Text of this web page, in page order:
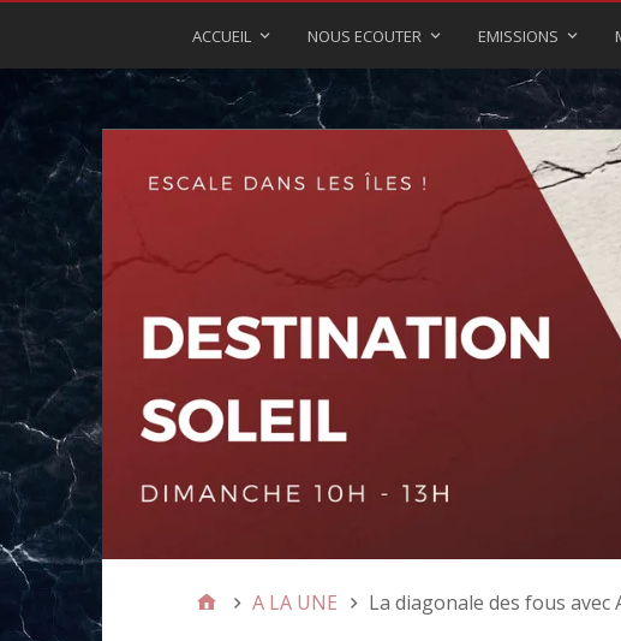
ACCUEIL NOUS ECOUTER EMISSIONS
A LA UNE La diagonale des fous